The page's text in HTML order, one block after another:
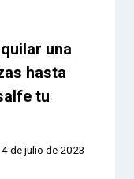
una
hasta
tu
de julio de 2023